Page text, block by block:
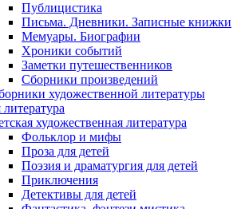
Публицистика
Письма. Дневники. Записные книжки
Мемуары. Биографии
Хроники событий
Заметки путешественников
Сборники произведений
художественной литературы
литература
художественная литература
Фольклор и мифы
Проза для детей
Поэзия и драматургия для детей
Приключения
Детективы для детей